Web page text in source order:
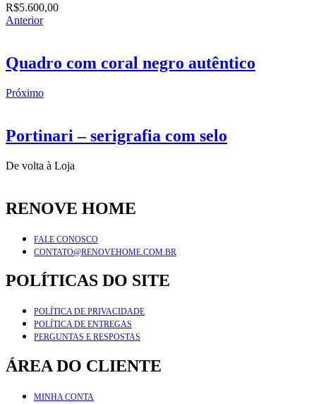
R$5.600,00
Anterior
Quadro com coral negro autêntico
Próximo
Portinari – serigrafia com selo
De volta à Loja
RENOVE HOME
FALE CONOSCO
CONTATO@RENOVEHOME.COM.BR
POLÍTICAS DO SITE
POLÍTICA DE PRIVACIDADE
POLÍTICA DE ENTREGAS
PERGUNTAS E RESPOSTAS
ÁREA DO CLIENTE
MINHA CONTA